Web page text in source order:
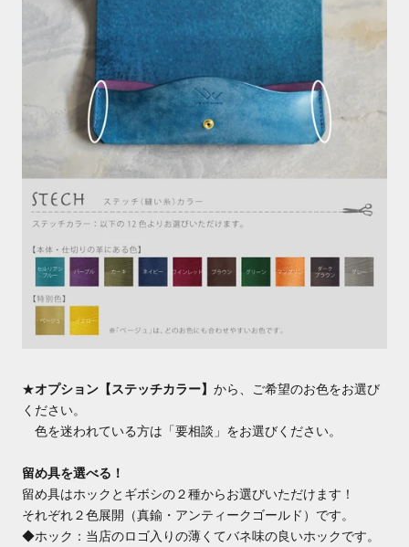
★オプション【ステッチカラー】 から、ご希望のお色をお選び
ください。
色を迷われている方は「要相談」をお選びください。
留め具を選べる！
留め具はホックとギボシの２種からお選びいただけます！
それぞれ２色展開（真鍮・アンティークゴールド）です。
◆ホック：当店のロゴ入りの薄くてバネ味の良いホックです。